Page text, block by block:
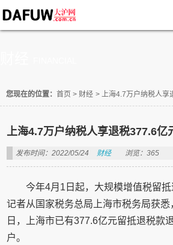
您现在的位置： 首页 > 财经 > 上海4.7万户纳税人享
上海4.7万户纳税人享退税377.6亿
发布时间：2022/05/24 财经 浏览：365
今年4月1日起，大规模增值税留抵
记者从国家税务总局上海市税务局获
日，上海市已有377.6亿元留抵退税款
户。